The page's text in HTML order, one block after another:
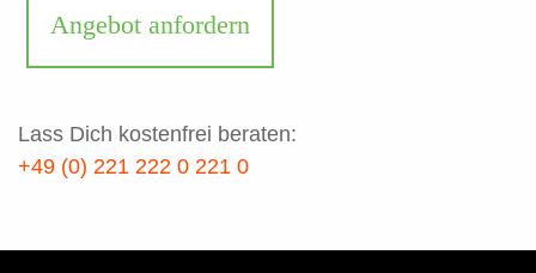
Angebot anfordern
Lass Dich kostenfrei beraten:
+49 (0) 221 222 0 221 0